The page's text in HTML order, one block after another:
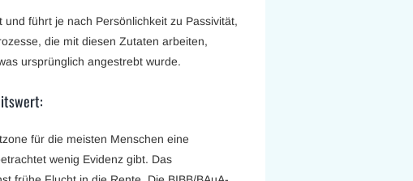
führt je nach Persönlichkeit zu Passivität,
die mit diesen Zutaten arbeiten,
ursprünglich angestrebt wurde.
für die meisten Menschen eine
wenig Evidenz gibt. Das